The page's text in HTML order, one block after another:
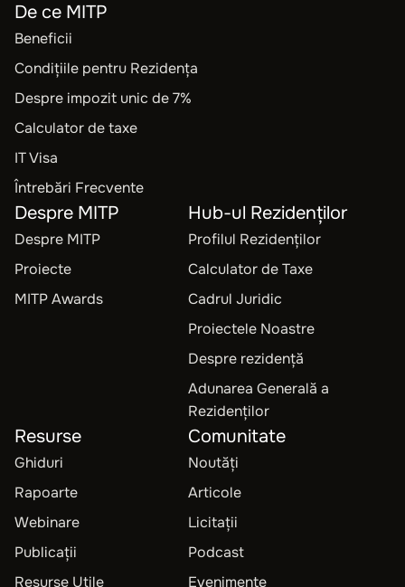
De ce MITP
Beneficii
Condițiile pentru Rezidența
Despre impozit unic de 7%
Calculator de taxe
IT Visa
Întrebări Frecvente
Despre MITP
Despre MITP
Proiecte
MITP Awards
Hub-ul Rezidenților
Profilul Rezidenților
Calculator de Taxe
Cadrul Juridic
Proiectele Noastre
Despre rezidență
Adunarea Generală a
Rezidenților
Resurse
Ghiduri
Rapoarte
Webinare
Publicații
Resurse Utile
Comunitate
Noutăți
Articole
Licitații
Podcast
Evenimente